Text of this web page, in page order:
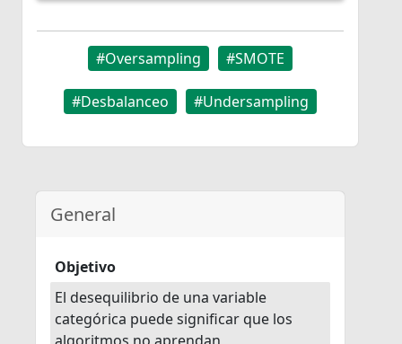
#Oversampling #SMOTE
#Desbalanceo #Undersampling
General
Objetivo
El desequilibrio de una variable
categórica puede significar que los